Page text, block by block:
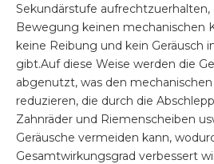
Sekundärstufe
Bewegung keinen mechanischen
keine Reibung und kein Geräusch
gibt.Auf diese Weise werden die
abgenutzt, was den
reduzieren, die durch die
Zahnräder und Riemenscheiben
Geräusche vermeiden kann,
Gesamtwirkungsgrad verbessert